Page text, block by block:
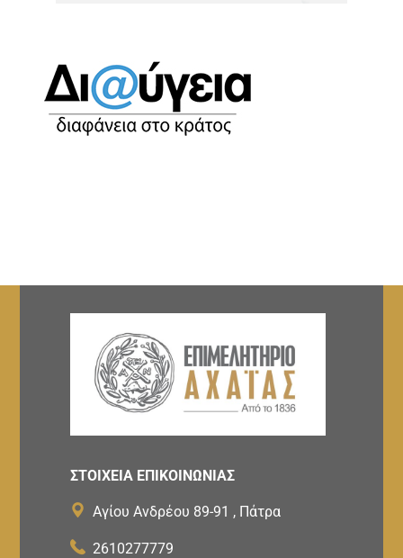
ΣΤΟΙΧΕΙΑ ΕΠΙΚΟΙΝΩΝΙΑΣ
Αγίου Ανδρέου 89-91 , Πάτρα
2610277779